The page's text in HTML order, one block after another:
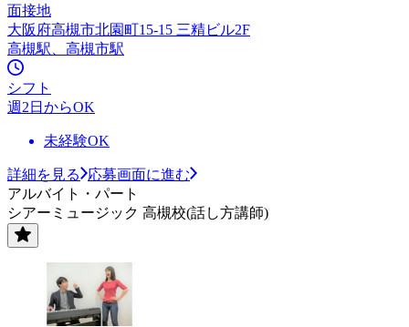
面接地
大阪府高槻市北園町15-15 三精ビル2F
高槻駅、高槻市駅
シフト
週2日からOK
未経験OK
詳細を見る
応募画面に進む
アルバイト・パート
シアーミュージック 高槻校(話し方講師)